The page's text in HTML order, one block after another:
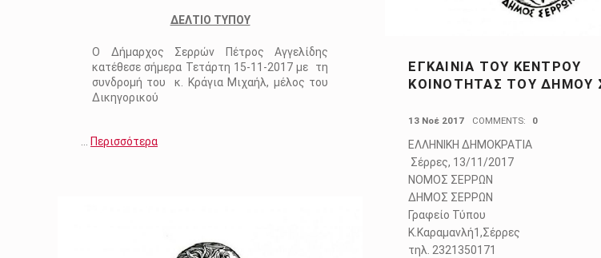
ΔΕΛΤΙΟ ΤΥΠΟΥ
Ο Δήμαρχος Σερρών Πέτρος Αγγελίδης
κατέθεσε σήμερα Τετάρτη 15-11-2017 με τη
συνδρομή του κ. Κράγια Μιχαήλ, μέλος του
Δικηγορικού
… Περισσότερα
ΕΓΚΑΊΝΙΑ ΤΟΥ ΚΈΝΤΡΟΥ
ΚΟΙΝΌΤΗΤΑΣ ΤΟΥ ΔΉΜΟΥ
13 Νοέ 2017 COMMENTS: 0
ΕΛΛΗΝΙΚΗ
Σέρρες, 13/11/2017
ΝΟΜΟΣ ΣΕΡΡΩΝ
ΔΗΜΟΣ ΣΕΡΡΩN
Γραφείο Τύπου
Κ.Καραμανλή1,Σέρρες
τηλ. 2321350171